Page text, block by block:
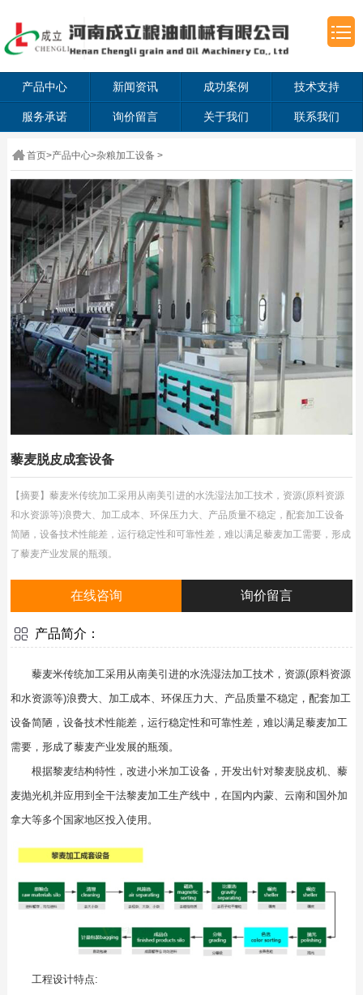
产品中心 新闻资讯 成功案例 技术支持
服务承诺 询价留言 关于我们 联系我们
首页>产品中心>杂粮加工设备 >
藜麦脱皮成套设备
【摘要】藜麦米传统加工采用从南美引进的水洗湿法加工技术，资源(原料资源
和水资源等)浪费大、加工成本、环保压力大、产品质量不稳定，配套加工设备
简陋，设备技术性能差，运行稳定性和可靠性差，难以满足藜麦加工需要，形成
了藜麦产业发展的瓶颈。
在线咨询 询价留言
产品简介：
藜麦米传统加工采用从南美引进的水洗湿法加工技术，资源(原料资源
和水资源等)浪费大、加工成本、环保压力大、产品质量不稳定，配套加工
设备简陋，设备技术性能差，运行稳定性和可靠性差，难以满足藜麦加工
需要，形成了藜麦产业发展的瓶颈。
根据黎麦结构特性，改进小米加工设备，开发出针对黎麦脱皮机、藜
麦抛光机并应用到全干法黎麦加工生产线中，在国内内蒙、云南和国外加
拿大等多个国家地区投入使用。
工程设计特点: